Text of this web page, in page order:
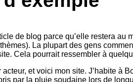
de blog parce qu’elle restera au
La plupart des gens
Cela pourrait ressembler à
et voici mon site. J’habite à
par la pluie soudaine lors de